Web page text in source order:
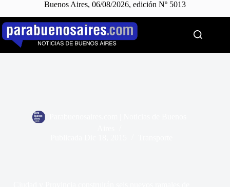
Buenos Aires, 06/08/2026, edición Nº 5013
Saltar
contenido